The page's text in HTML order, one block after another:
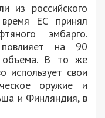
из российского
ЕС принял
эмбарго.
на 90
объема. В то же
использует свои
оружие и
и Финляндия, в